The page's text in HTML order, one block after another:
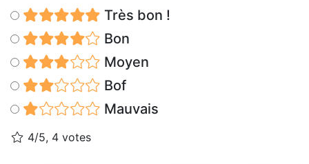
Très bon !
Bon
Moyen
Bof
Mauvais
4/5, 4 votes